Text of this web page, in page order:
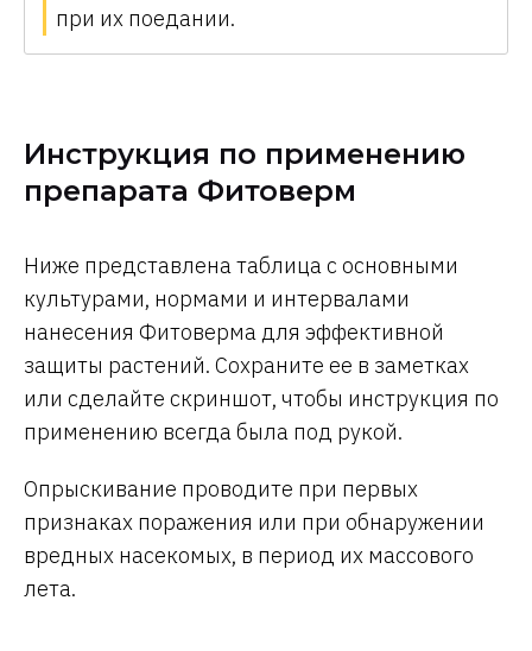
при их поедании.
Инструкция по применению
препарата Фитоверм
Ниже представлена таблица с основными
культурами, нормами и интервалами
нанесения Фитоверма для эффективной
защиты растений. Сохраните ее в заметках
или сделайте скриншот, чтобы инструкция по
применению всегда была под рукой.
Опрыскивание проводите при первых
признаках поражения или при обнаружении
вредных насекомых, в период их массового
лета.